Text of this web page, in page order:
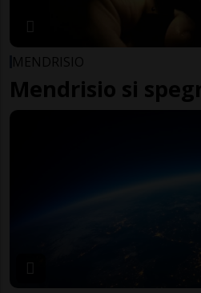
MENDRISIO
Mendrisio si